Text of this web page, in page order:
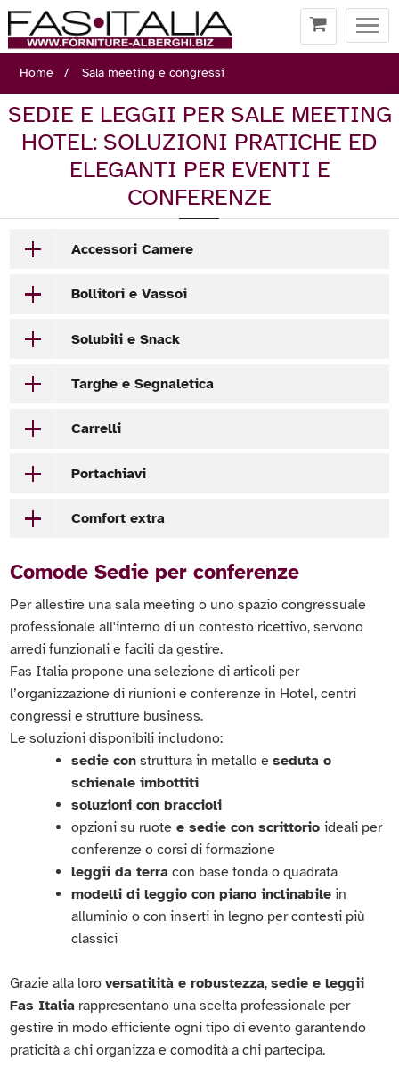
Home
Sala meeting e congressi
SEDIE E LEGGII PER SALE MEETING
HOTEL: SOLUZIONI PRATICHE ED
ELEGANTI PER EVENTI E
CONFERENZE
Accessori Camere
Bollitori e Vassoi
Solubili e Snack
Targhe e Segnaletica
Carrelli
Portachiavi
Comfort extra
Comode Sedie per conferenze
Per allestire una sala meeting o uno spazio congressuale
professionale all'interno di un contesto ricettivo, servono
arredi funzionali e facili da gestire.
Fas Italia propone una selezione di articoli per
l’organizzazione di riunioni e conferenze in Hotel, centri
congressi e strutture business.
Le soluzioni disponibili includono:
sedie construttura in metallo e seduta o
schienale imbottiti
soluzioni con braccioli
opzioni su ruotee sedie con scrittorio ideali per
conferenze o corsi di formazione
leggii da terracon base tonda o quadrata
modelli di leggio con piano inclinabilein
alluminio o con inserti in legno per contesti più
classici
Grazie alla loroversatilità e robustezza,sedie e leggii
Fas Italia rappresentano una scelta professionale per
gestire in modo efficiente ogni tipo di evento garantendo
praticità a chi organizza e comodità a chi partecipa.